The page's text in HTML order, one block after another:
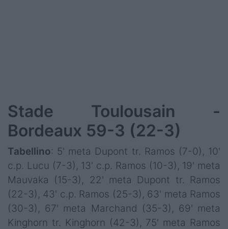
Stade Toulousain -
Bordeaux 59-3 (22-3)
Tabellino: 5' meta Dupont tr. Ramos (7-0), 10'
c.p. Lucu (7-3), 13' c.p. Ramos (10-3), 19' meta
Mauvaka (15-3), 22' meta Dupont tr. Ramos
(22-3), 43' c.p. Ramos (25-3), 63' meta Ramos
(30-3), 67' meta Marchand (35-3), 69' meta
Kinghorn tr. Kinghorn (42-3), 75' meta Ramos